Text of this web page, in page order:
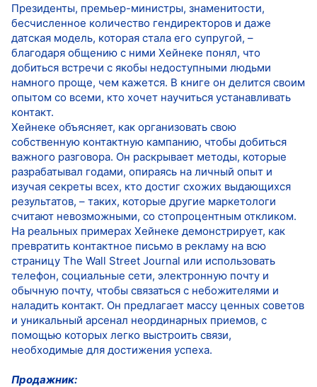
Президенты, премьер-министры, знаменитости,
бесчисленное количество гендиректоров и даже
датская модель, которая стала его супругой, –
благодаря общению с ними Хейнеке понял, что
добиться встречи с якобы недоступными людьми
намного проще, чем кажется. В книге он делится своим
опытом со всеми, кто хочет научиться устанавливать
контакт.
Хейнеке объясняет, как организовать свою
собственную контактную кампанию, чтобы добиться
важного разговора. Он раскрывает методы, которые
разрабатывал годами, опираясь на личный опыт и
изучая секреты всех, кто достиг схожих выдающихся
результатов, – таких, которые другие маркетологи
считают невозможными, со стопроцентным откликом.
На реальных примерах Хейнеке демонстрирует, как
превратить контактное письмо в рекламу на всю
страницу The Wall Street Journal или использовать
телефон, социальные сети, электронную почту и
обычную почту, чтобы связаться с небожителями и
наладить контакт. Он предлагает массу ценных советов
и уникальный арсенал неординарных приемов, с
помощью которых легко выстроить связи,
необходимые для достижения успеха.
Продажник: